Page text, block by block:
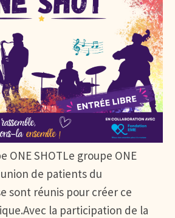
ONE SHOTLe groupe ONE
de patients du
sont réunis pour créer ce
la participation de la